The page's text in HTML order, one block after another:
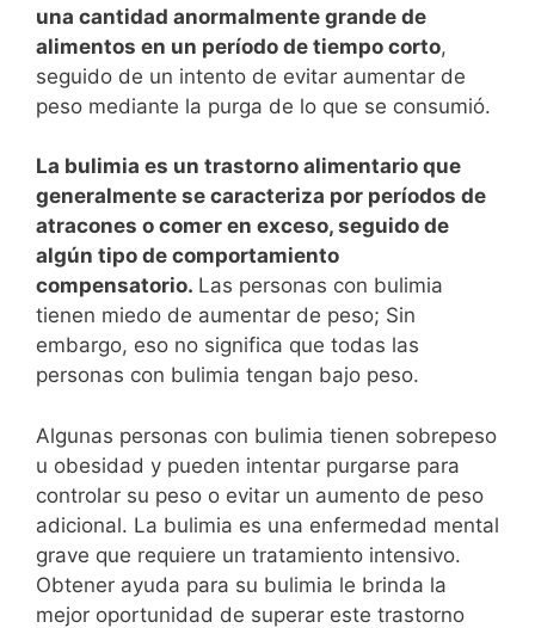
una cantidad anormalmente grande de
alimentos en un período de tiempo corto,
seguido de un intento de evitar aumentar de
peso mediante la purga de lo que se consumió.
La bulimia es un trastorno alimentario que
generalmente se caracteriza por períodos de
atracones o comer en exceso, seguido de
algún tipo de comportamiento
compensatorio. Las personas con bulimia
tienen miedo de aumentar de peso; Sin
embargo, eso no significa que todas las
personas con bulimia tengan bajo peso.
Algunas personas con bulimia tienen sobrepeso
u obesidad y pueden intentar purgarse para
controlar su peso o evitar un aumento de peso
adicional. La bulimia es una enfermedad mental
grave que requiere un tratamiento intensivo.
Obtener ayuda para su bulimia le brinda la
mejor oportunidad de superar este trastorno